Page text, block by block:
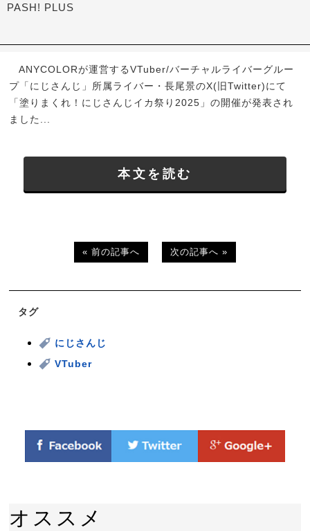
PASH! PLUS
ANYCOLORが運営するVTuber/バーチャルライバーグルー
プ「にじさんじ」所属ライバー・長尾景のX(旧Twitter)にて
「塗りまくれ！にじさんじイカ祭り2025」の開催が発表され
ました...
本文を読む
« 前の記事へ 次の記事へ »
タグ
にじさんじ
VTuber
オススメ